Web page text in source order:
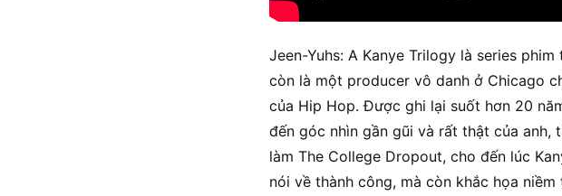
Jeen-Yuhs: A Kanye Trilogy là series
còn là một producer vô danh ở Chicago
của Hip Hop. Được ghi lại suốt hơn 20
đến góc nhìn gần gũi và rất thật của
làm The College Dropout, cho đến lúc
nói về thành công, mà còn khắc họa